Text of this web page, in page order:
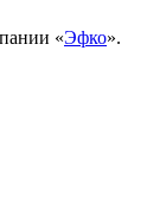
«Эфко».